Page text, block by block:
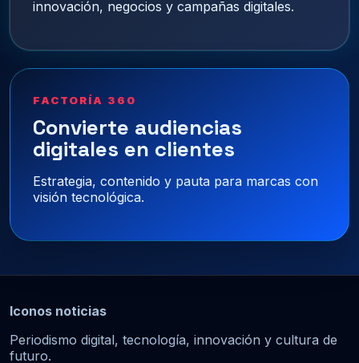
innovación, negocios y campañas digitales.
FACTORÍA 360
Convierte audiencias
digitales en clientes
Estrategia, contenido y pauta para marcas con
visión tecnológica.
Iconos noticias
Periodismo digital, tecnología, innovación y cultura de
futuro.